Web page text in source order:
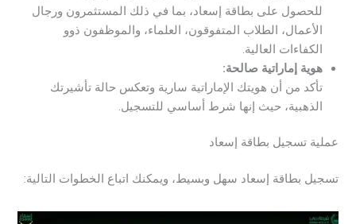
للحصول على بطاقة إسعاد، بما في ذلك المستثمرون ورجال
الأعمال، الطلاب المتفوقون، العلماء، والموظفون ذوو
الكفاءات العالية.
هوية إماراتية صالحة:
تأكد من أن هويتك الإماراتية سارية وتعكس حالة تأشيرتك
الذهبية، حيث إنها شرط أساسي للتسجيل.
عملية تسجيل بطاقة إسعاد
تسجيل بطاقة إسعاد سهل وبسيط، ويمكنك اتباع الخطوات التالية: